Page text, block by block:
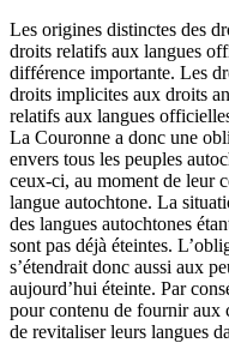
Les origines distinctes des
droits relatifs aux langues
différence importante. Les
droits implicites aux droits
relatifs aux langues
La Couronne a donc une
envers tous les peuples
ceux-ci, au moment de leur
langue autochtone. La
des langues autochtones
sont pas déjà éteintes.
s’étendrait donc aussi aux
aujourd’hui éteinte. Par
pour contenu de fournir aux
de revitaliser leurs langues